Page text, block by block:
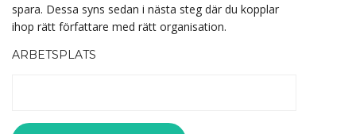
spara. Dessa syns sedan i nästa steg där du kopplar
ihop rätt författare med rätt organisation.
ARBETSPLATS